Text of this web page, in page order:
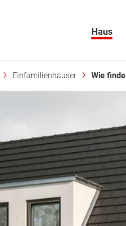
Haus
Einfamilienhäuser Wie